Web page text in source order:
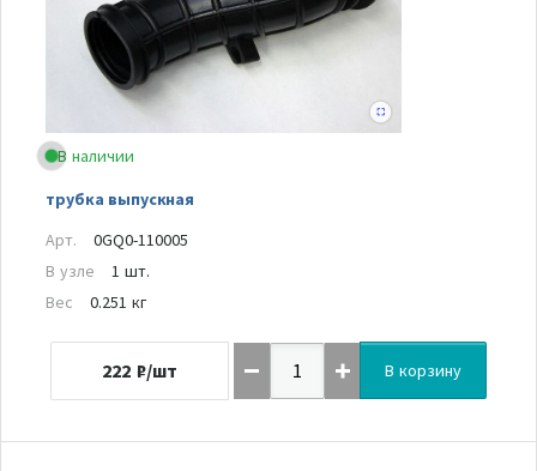
В наличии
трубка выпускная
Арт.
0GQ0-110005
В узле
1 шт.
Вес
0.251 кг
222 ₽/шт В корзину